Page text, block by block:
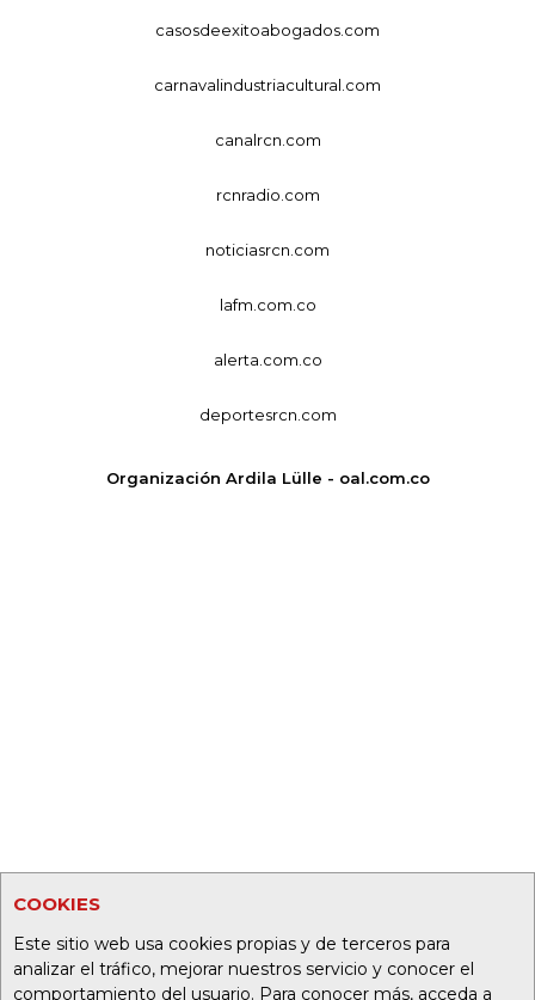
COOKIES
Este sitio web usa cookies propias y de terceros para
analizar el tráfico, mejorar nuestros servicio y conocer el
comportamiento del usuario. Para conocer más, acceda a
casosdeexitoabogados.com
carnavalindustriacultural.com
canalrcn.com
rcnradio.com
noticiasrcn.com
lafm.com.co
alerta.com.co
deportesrcn.com
Organización Ardila Lülle - oal.com.co